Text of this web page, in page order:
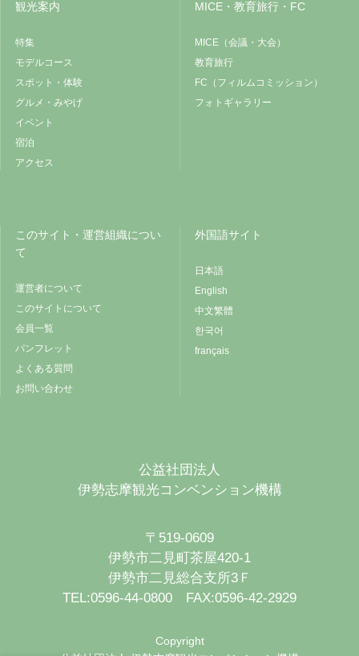
観光案内
特集
モデルコース
スポット・体験
グルメ・みやげ
イベント
宿泊
アクセス
MICE・教育旅行・FC
MICE（会議・大会）
教育旅行
FC（フィルムコミッション）
フォトギャラリー
このサイト・運営組織につい
て
運営者について
このサイトについて
会員一覧
パンフレット
よくある質問
お問い合わせ
外国語サイト
日本語
English
中文繁體
한국어
français
公益社団法人
伊勢志摩観光コンベンション機構
〒519-0609
伊勢市二見町茶屋420-1
伊勢市二見総合支所3Ｆ
TEL:0596-44-0800 FAX:0596-42-2929
Copyright